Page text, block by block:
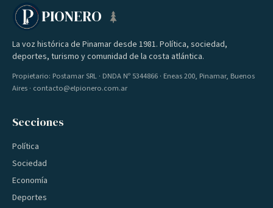
PIONERO
La voz histórica de Pinamar desde 1981. Política, sociedad,
deportes, turismo y comunidad de la costa atlántica.
Propietario: Postamar SRL · DNDA Nº 5344866 · Eneas 200, Pinamar, Buenos
Aires · contacto@elpionero.com.ar
Secciones
Política
Sociedad
Economía
Deportes